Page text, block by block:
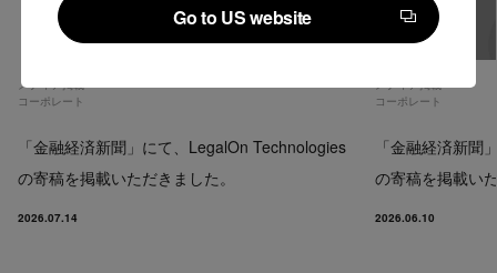
Go to US website
Go to US website
メディア掲載
コーポレート
「金融経済新聞」にて、LegalOn Technologies
の寄稿を掲載いただきました。
2026.07.14
コーポレート
「金融経済新聞
の寄稿を掲載い
2026.06.10